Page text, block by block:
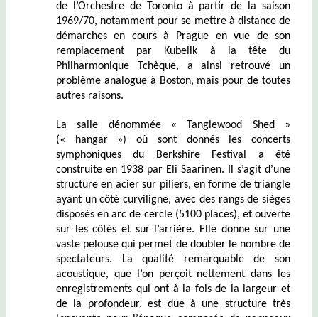
de l’Orchestre de Toronto à partir de la saison
1969/70, notamment pour se mettre à distance de
démarches en cours à Prague en vue de son
remplacement par Kubelik à la tête du
Philharmonique Tchèque, a ainsi retrouvé un
problème analogue à Boston, mais pour de toutes
autres raisons.
La salle dénommée « Tanglewood Shed »
(« hangar ») où sont donnés les concerts
symphoniques du Berkshire Festival a été
construite en 1938 par Eli Saarinen. Il s’agit d’une
structure en acier sur piliers, en forme de triangle
ayant un côté curviligne, avec des rangs de sièges
disposés en arc de cercle (5100 places), et ouverte
sur les côtés et sur l’arrière. Elle donne sur une
vaste pelouse qui permet de doubler le nombre de
spectateurs. La qualité remarquable de son
acoustique, que l’on perçoit nettement dans les
enregistrements qui ont à la fois de la largeur et
de la profondeur, est due à une structure très